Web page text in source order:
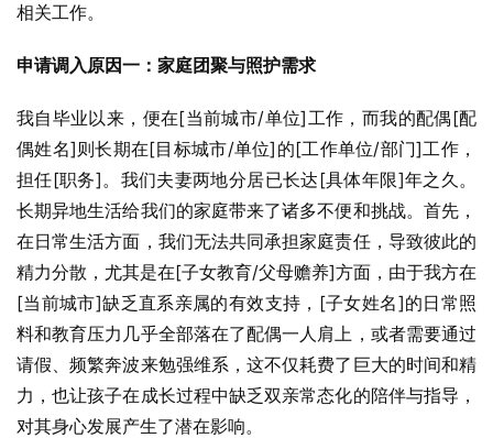
相关工作。
申请调入原因一：家庭团聚与照护需求
我自毕业以来，便在[当前城市/单位]工作，而我的配偶[配
偶姓名]则长期在[目标城市/单位]的[工作单位/部门]工作，
担任[职务]。我们夫妻两地分居已长达[具体年限]年之久。
长期异地生活给我们的家庭带来了诸多不便和挑战。首先，
在日常生活方面，我们无法共同承担家庭责任，导致彼此的
精力分散，尤其是在[子女教育/父母赡养]方面，由于我方在
[当前城市]缺乏直系亲属的有效支持，[子女姓名]的日常照
料和教育压力几乎全部落在了配偶一人肩上，或者需要通过
请假、频繁奔波来勉强维系，这不仅耗费了巨大的时间和精
力，也让孩子在成长过程中缺乏双亲常态化的陪伴与指导，
对其身心发展产生了潜在影响。